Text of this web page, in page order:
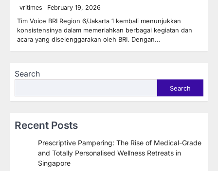
vritimes February 19, 2026
Tim Voice BRI Region 6/Jakarta 1 kembali menunjukkan
konsistensinya dalam memeriahkan berbagai kegiatan dan
acara yang diselenggarakan oleh BRI. Dengan…
Search
Search
Recent Posts
Prescriptive Pampering: The Rise of Medical-Grade
and Totally Personalised Wellness Retreats in
Singapore